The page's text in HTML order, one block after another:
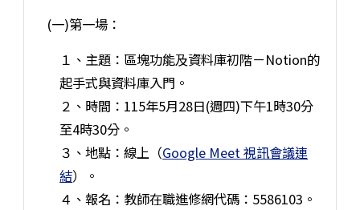
(一)第一場：
１、主題：區塊功能及資料庫初階－Notion的
起手式與資料庫入門。
２、時間：115年5月28日(週四)下午1時30分
至4時30分。
３、地點：線上（Google Meet 視訊會議連
結）。
４、報名：教師在職進修網代碼：5586103。